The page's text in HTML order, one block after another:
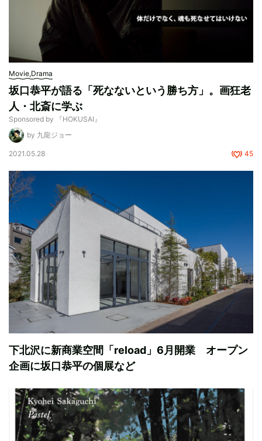
Movie,Drama
坂口恭平が語る「死なないという勝ち方」。画狂老
人・北斎に学ぶ
Sponsored by 『HOKUSAI』
by 九龍ジョー
2021.05.28 45
下北沢に新商業空間「reload」6月開業 オープン
企画に坂口恭平の個展など